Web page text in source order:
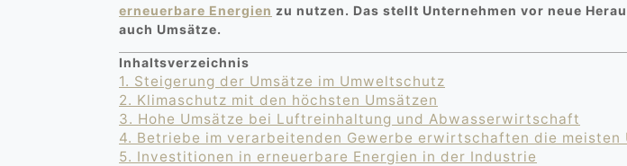
erneuerbare Energien zu nutzen. Das stellt Unternehmen vor neue
auch Umsätze.
Inhaltsverzeichnis
1. Steigerung der Umsätze im Umweltschutz
2. Klimaschutz mit den höchsten Umsätzen
3. Hohe Umsätze bei Luftreinhaltung und Abwasserwirtschaft
4. Betriebe im verarbeitenden Gewerbe erwirtschaften die meisten
5. Investitionen in erneuerbare Energien in der Industrie